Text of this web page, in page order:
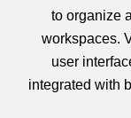
to organize
workspaces.
user
integrated with